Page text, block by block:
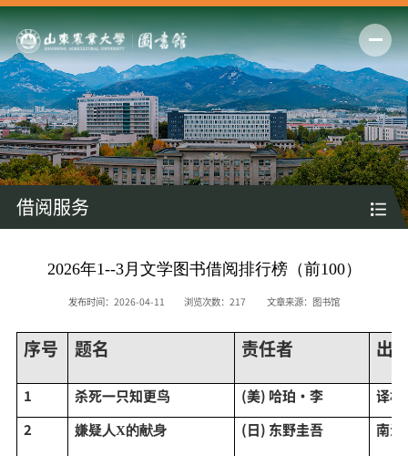
借阅服务
2026年1--3月文学图书借阅排行榜（前100）
发布时间：2026-04-11 浏览次数： 217 文章来源：图书馆
序号 题名 责任者 出
1 杀死一只知更鸟 (美) 哈珀·李
译林
2
嫌疑人X的献身 (日) 东野圭吾 南海